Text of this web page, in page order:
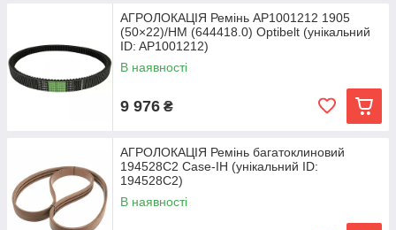
АГРОЛОКАЦІЯ Ремінь AP1001212 1905
(50×22)/HM (644418.0) Optibelt (унікальний
ID: AP1001212)
В наявності
9 976 ₴
АГРОЛОКАЦІЯ Ремінь багатоклиновий
194528C2 Case-IH (унікальний ID:
194528C2)
В наявності